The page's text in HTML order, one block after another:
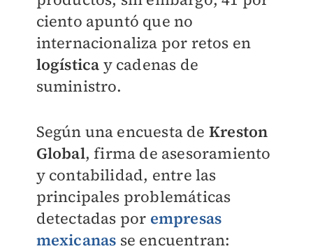
ciento apuntó que no
internacionaliza por retos en
logística y cadenas de
suministro.
Según una encuesta de Kreston
Global,firma de asesoramiento
y contabilidad, entre las
principales problemáticas
detectadas por empresas
mexicanas se encuentran: